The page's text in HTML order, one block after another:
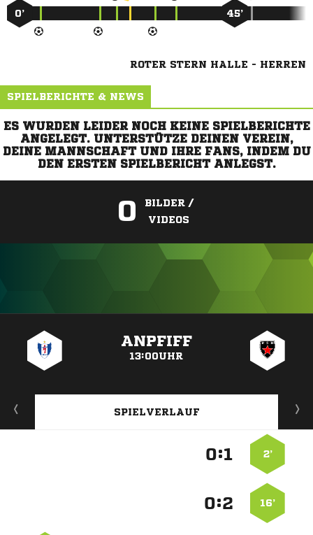
0’ 45’
ROTER STERN HALLE - HERREN
SPIELBERICHTE & NEWS
ES WURDEN LEIDER NOCH KEINE SPIELBERICHTE
ANGELEGT. UNTERSTÜTZE DEINEN VEREIN,
DEINE MANNSCHAFT UND IHRE FANS, INDEM DU
DEN ERSTEN SPIELBERICHT ANLEGST.
0
BILDER /
VIDEOS
ANPFIFF
13:00UHR
SPIELVERLAUF
2’
:
16’
: